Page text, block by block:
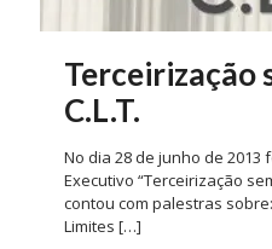
Terceirização
C.L.T.
No dia 28 de junho de
Executivo “Terceirização
contou com palestras
Limites […]